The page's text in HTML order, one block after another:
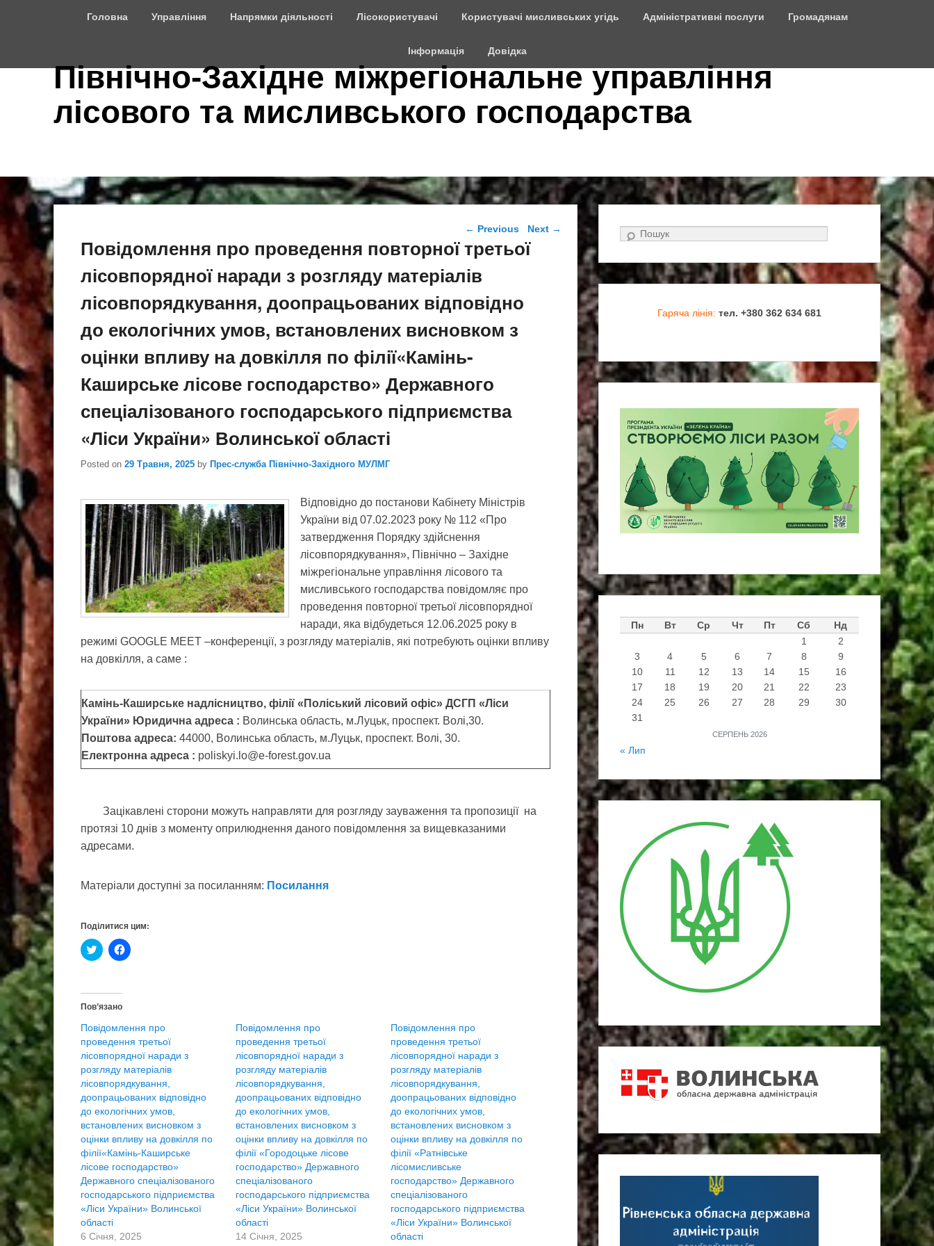
Головна Управління Напрямки діяльності Лісокористувачі Користувачі мисливських угідь Адміністративні послуги Громадянам
Інформація Довідка
Північно-Західне міжрегіональне управління
лісового та мисливського господарства
Post navigation
← Previous Next →
Повідомлення про проведення повторної третьої
лісовпорядної наради з розгляду матеріалів
лісовпорядкування, доопрацьованих відповідно
до екологічних умов, встановлених висновком з
оцінки впливу на довкілля по філії«Камінь-
Каширське лісове господарство» Державного
спеціалізованого господарського підприємства
«Ліси України» Волинської області
Posted on 29 Травня, 2025 by Прес-служба Північно-Західного МУЛМГ
Відповідно до постанови Кабінету Міністрів
України від 07.02.2023 року № 112 «Про
затвердження Порядку здійснення
лісовпорядкування», Північно – Західне
міжрегіональне управління лісового та
мисливського господарства повідомляє про
проведення повторної третьої лісовпорядної
наради, яка відбудеться 12.06.2025 року в
режимі GOOGLE MEET –конференції, з розгляду матеріалів, які потребують оцінки впливу
на довкілля, а саме :
Камінь-Каширське надлісництво, філії «Поліський лісовий офіс» ДСГП «Ліси
України» Юридична адреса : Волинська область, м.Луцьк, проспект. Волі,30.
Поштова адреса: 44000, Волинська область, м.Луцьк, проспект. Волі, 30.
Електронна адреса : poliskyi.lo@e-forest.gov.ua
Зацікавлені сторони можуть направляти для розгляду зауваження та пропозиції на
протязі 10 днів з моменту оприлюднення даного повідомлення за вищевказаними
адресами.
Матеріали доступні за посиланням: Посилання
Поділитися цим:
Н
а
н
і
т
,
щ
о
б
п
о
и
р
т
и
н
а
T
w
i
t
t
e
r
(
В
Н
а
щ
о
б
п
о
ш
и
р
и
т
ч
е
р
е
з
F
a
c
e
b
k
Пов’язано
Повідомлення про
проведення третьої
лісовпорядної наради з
розгляду матеріалів
лісовпорядкування,
доопрацьованих відповідно
до екологічних умов,
встановлених висновком з
оцінки впливу на довкілля по
філії«Камінь-Каширське
лісове господарство»
Державного спеціалізованого
господарського підприємства
«Ліси України» Волинської
області
6 Січня, 2025
Повідомлення про
проведення третьої
лісовпорядної наради з
розгляду матеріалів
лісовпорядкування,
доопрацьованих відповідно
до екологічних умов,
встановлених висновком з
оцінки впливу на довкілля по
філії «Городоцьке лісове
господарство» Державного
спеціалізованого
господарського підприємства
«Ліси України» Волинської
області
14 Січня, 2025
Повідомлення про
проведення третьої
лісовпорядної наради з
розгляду матеріалів
лісовпорядкування,
доопрацьованих відповідно
до екологічних умов,
встановлених висновком з
оцінки впливу на довкілля по
філії «Ратнівське
лісомисливське
господарство» Державного
спеціалізованого
господарського підприємства
«Ліси України» Волинської
області
Search
Гаряча лінія: тел. +380 362 634 681
СЕРПЕНЬ 2026
Пн Вт Ср Чт Пт Сб
Нд
1
2
3
4 5 6 7 8
9
10
11 12 13 14 15
16
17
18 19 20 21 22
23
24
25 26 27 28 29
30
31
« Лип